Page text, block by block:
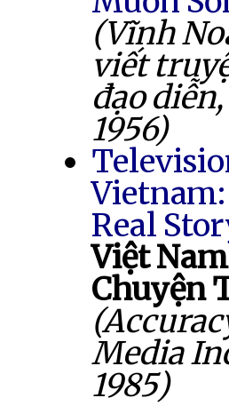
(Vĩnh
viết
đạo diễn,
1956)
Real
Việt
Chuyện
Media
1985)